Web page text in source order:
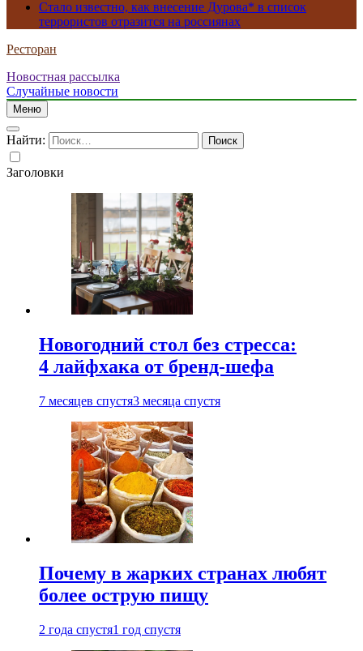
Стало известно, как внесение Дурова* в список
террористов отразится на россиянах
Ресторан
Новостная рассылка
Случайные новости
Меню
Найти:
Заголовки
Новогодний стол без стресса:
4 лайфхака от бренд-шефа
7 месяцев спустя3 месяца спустя
Почему в жарких странах любят
более острую пищу
2 года спустя1 год спустя